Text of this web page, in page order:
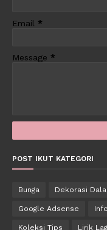
Email *
Message *
POST IKUT KATEGORI
Bunga Dekorasi
Google Adsense
Koleksi Tips Lirik